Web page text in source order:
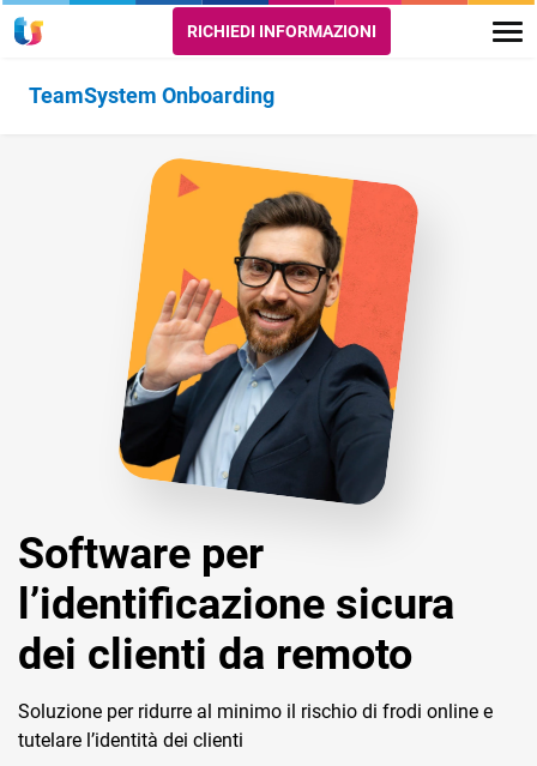
CRM
RICHIEDI INFORMAZIONI
TeamSystem Onboarding
Software per
l’identificazione sicura
dei clienti da remoto
Soluzione per ridurre al minimo il rischio di frodi online e
tutelare l’identità dei clienti